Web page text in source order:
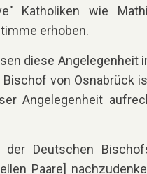
Katholiken wie
erhoben.
diese Angelegenheit
Bischof von Osnabrück
Angelegenheit
der Deutschen
Paare]